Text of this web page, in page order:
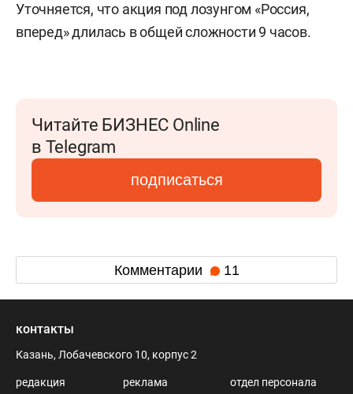
Уточняется, что акция под лозунгом «Россия,
вперед» длилась в общей сложности 9 часов.
Читайте БИЗНЕС Online
в Telegram
подписаться
Комментарии 11
контакты
Казань, Лобачевского 10, корпус 2
редакция
реклама
отдел персонала